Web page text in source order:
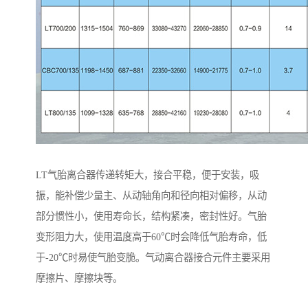
LT气胎离合器传递转矩大，接合平稳，便于安装，吸
振，能补偿少量主、从动轴角向和径向相对偏移，从动
部分惯性小，使用寿命长，结构紧凑，密封性好。气胎
变形阻力大，使用温度高于60℃时会降低气胎寿命，低
于-20℃时易使气胎变脆。气动离合器接合元件主要采用
摩擦片、摩擦块等。